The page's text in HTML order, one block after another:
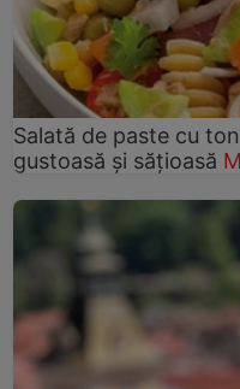
Salată de paste cu
gustoasă și sățioasă